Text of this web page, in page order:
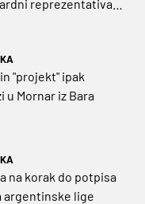
reprezentativac
"projekt" ipak
u Mornar iz Bara
na korak do potpisa
argentinske lige